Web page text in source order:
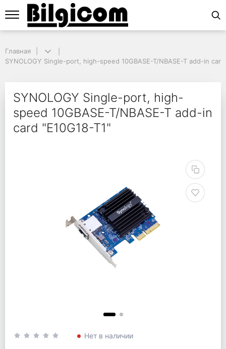
SYNOLOGY Single-port, high-speed 10GBASE-T/NBASE-T add-in card
SYNOLOGY Single-
Главная
SYNOLOGY Single-port, high-speed 10GBASE-T/NBASE-T add-in card
SYNOLOGY Single-port, high-
speed 10GBASE-T/NBASE-T add-in
card "E10G18-T1"
Нет в наличии